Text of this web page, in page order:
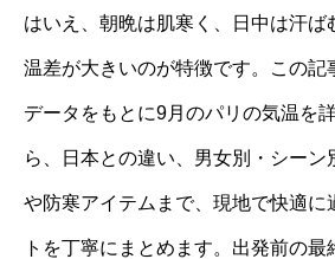
はいえ、朝晩は肌寒く、日中は汗ば
温差が大きいのが特徴です。この記
データをもとに9月のパリの気温を
ら、日本との違い、男女別・シーン
や防寒アイテムまで、現地で快適に
トを丁寧にまとめます。出発前の最